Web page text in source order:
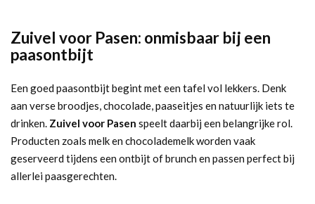
Zuivel voor Pasen: onmisbaar bij een
paasontbijt
Een goed paasontbijt begint met een tafel vol lekkers. Denk
aan verse broodjes, chocolade, paaseitjes en natuurlijk iets te
drinken. Zuivel voor Pasen speelt daarbij een belangrijke rol.
Producten zoals melk en chocolademelk worden vaak
geserveerd tijdens een ontbijt of brunch en passen perfect bij
allerlei paasgerechten.